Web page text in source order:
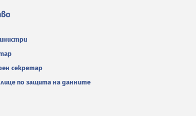
секретар
по защита на данните